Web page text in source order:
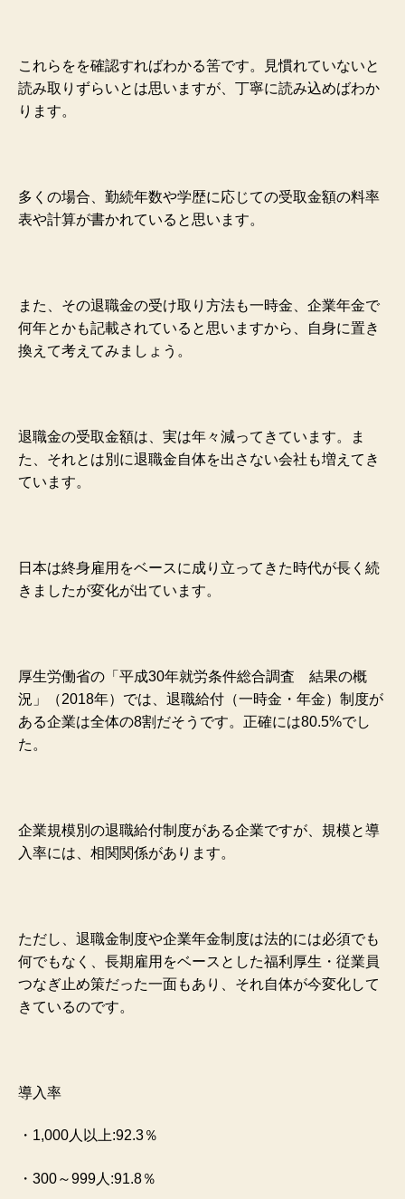
これらをを確認すればわかる筈です。見慣れていないと
読み取りずらいとは思いますが、丁寧に読み込めばわか
ります。
多くの場合、勤続年数や学歴に応じての受取金額の料率
表や計算が書かれていると思います。
また、その退職金の受け取り方法も一時金、企業年金で
何年とかも記載されていると思いますから、自身に置き
換えて考えてみましょう。
退職金の受取金額は、実は年々減ってきています。ま
た、それとは別に退職金自体を出さない会社も増えてき
ています。
日本は終身雇用をベースに成り立ってきた時代が長く続
きましたが変化が出ています。
厚生労働省の「平成30年就労条件総合調査 結果の概
況」（2018年）では、退職給付（一時金・年金）制度が
ある企業は全体の8割だそうです。正確には80.5%でし
た。
企業規模別の退職給付制度がある企業ですが、規模と導
入率には、相関関係があります。
ただし、退職金制度や企業年金制度は法的には必須でも
何でもなく、長期雇用をベースとした福利厚生・従業員
つなぎ止め策だった一面もあり、それ自体が今変化して
きているのです。
導入率
・1,000人以上:92.3％
・300～999人:91.8％